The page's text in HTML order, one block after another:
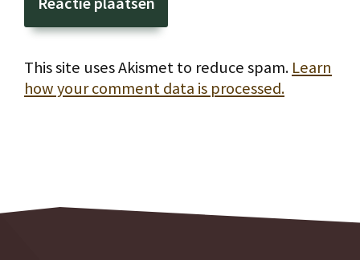
This site uses Akismet to reduce spam. Learn
how your comment data is processed.